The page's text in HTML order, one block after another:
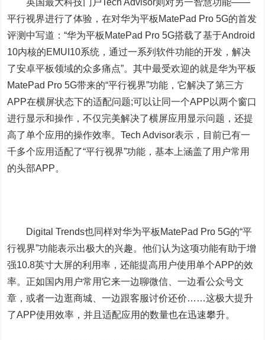
英国最大科技门户Tech Advisor则对另一智慧功能——
平行视界进行了体验，在对华为平板MatePad Pro 5G的首发
评测中写道：“华为平板MatePad Pro 5G搭载了基于Android
10内核的EMUI10系统，通过一系列软件功能的开发，解决
了安卓平板领域的众多痛点”。其中最受欢迎的就是华为平板
MatePad Pro 5G带来的“平行视界”功能，它解决了第三方
APP在横屏状态下的适配问题;可以让同一个APP以两个窗口
进行显示和操作，不仅完美解决了横屏应用显示问题，还提
高了单个应用的操作效率。Tech Advisor表示，目前已有一
千多个应用适配了“平行视界”功能，基本上涵盖了用户常用
的头部APP。
Digital Trends也同样对华为平板MatePad Pro 5G的“平
行视界”功能表示出极大的兴趣。他们认为这项功能有助于增
强10.8英寸大屏的利用率，还能提高用户使用单个APP的效
率。正如国内用户常用它来一边聊微信、一边看公众号文
章，或者一边逛商城、一边跟客服讨价还价……这极大提升
了APP使用效率，并且适配应用的数量也在迅速攀升。